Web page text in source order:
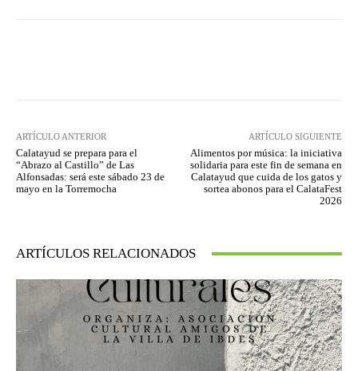
ARTÍCULO ANTERIOR
Calatayud se prepara para el
“Abrazo al Castillo” de Las
Alfonsadas: será este sábado 23 de
mayo en la Torremocha
ARTÍCULO SIGUIENTE
Alimentos por música: la iniciativa
solidaria para este fin de semana en
Calatayud que cuida de los gatos y
sortea abonos para el CalataFest
2026
ARTÍCULOS RELACIONADOS